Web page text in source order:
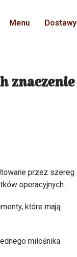
Menu Dostawy
znaczenie
przez szereg
operacyjnych.
które mają
miłośnika